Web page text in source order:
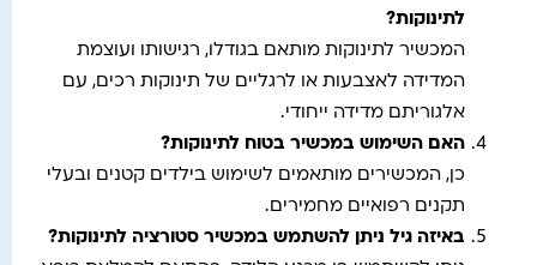
לתינוקות?
המכשיר לתינוקות מותאם בגודלו, רגישותו ועוצמת
המדידה לאצבעות או לרגליים של תינוקות רכים, עם
אלגוריתם מדידה ייחודי.
האם השימוש במכשיר בטוח לתינוקות?
כן, המכשירים מותאמים לשימוש בילדים קטנים ובעלי
תקנים רפואיים מחמירים.
באיזה גיל ניתן להשתמש במכשיר סטורציה לתינוקות?